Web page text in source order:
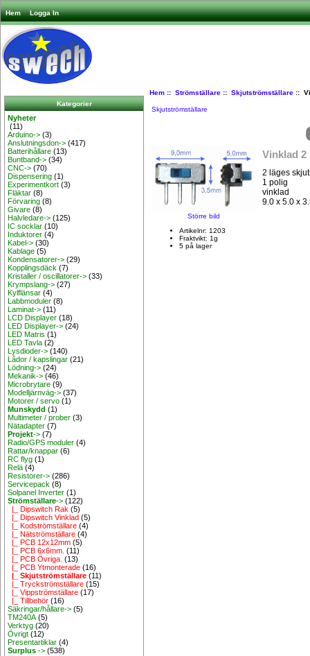
Hem Logga In
Kategorier
Nyheter
(11)
Arduino-> (3)
Anslutningsdon-> (417)
Batterihållare (13)
Buntband-> (34)
CNC-> (70)
Dispensering (1)
Experimentkort (3)
Fläktar (8)
Förvaring (8)
Givare (8)
Halvledare-> (125)
IC socklar (10)
Induktorer (4)
Kabel-> (30)
Kablage (5)
Kondensatorer-> (29)
Kopplingsdäck (7)
Kristaller / oscillatorer-> (33)
Krympslang-> (27)
Kylflänsar (4)
Labbmoduler (8)
Laminat-> (11)
LCD Displayer (18)
LED Displayer-> (24)
LED Matris (1)
LED Tavla (2)
Lysdioder-> (140)
Lådor / kapslingar (21)
Lödning-> (24)
Mekanik-> (46)
Microbrytare (9)
Modelljärnväg-> (37)
Motorer / servo (1)
Munskydd (1)
Multimeter / prober (3)
Nätadapter (7)
Projekt-> (7)
Radio/GPS moduler (4)
Rattar/knappar (6)
RC flyg (1)
Relä (4)
Resistorer-> (286)
Servicepack (8)
Solpanel Inverter (1)
Strömställare-> (122)
|_ Dipswitch Rak (5)
|_ Dipswitch Vinklad (5)
|_ Kodströmställare (4)
|_ Nätströmställare (4)
|_ PCB 12x12mm (5)
|_ PCB 6x6mm. (11)
|_ PCB Övriga. (13)
|_ PCB Ytmonterade (16)
|_ Skjutströmställare (11)
|_ Tryckströmställare (15)
|_ Vippströmställare (17)
|_ Tillbehör (16)
Säkringar/hållare-> (5)
TM240A (5)
Verktyg (20)
Övrigt (12)
Presentartiklar (4)
Surplus-> (538)
Hem:: Strömställare:: Skjutströmställare::
Skjutströmställare
Större bild
Vinklad 2
2 läges
1 polig
vinklad
9.0 x 5.0 x
Artikelnr: 1203
Fraktvikt: 1g
5 på lager